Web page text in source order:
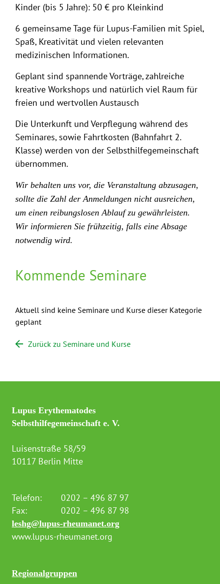
Kinder (bis 5 Jahre): 50 € pro Kleinkind
6 gemeinsame Tage für Lupus-Familien mit Spiel,
Spaß, Kreativität und vielen relevanten
medizinischen Informationen.
Geplant sind spannende Vorträge, zahlreiche
kreative Workshops und natürlich viel Raum für
freien und wertvollen Austausch
Die Unterkunft und Verpflegung während des
Seminares, sowie Fahrtkosten (Bahnfahrt 2.
Klasse) werden von der Selbsthilfegemeinschaft
übernommen.
Wir behalten uns vor, die Veranstaltung abzusagen,
sollte die Zahl der Anmeldungen nicht ausreichen,
um einen reibungslosen Ablauf zu gewährleisten.
Wir informieren Sie frühzeitig, falls eine Absage
notwendig wird.
Kommende Seminare
Aktuell sind keine Seminare und Kurse dieser Kategorie
geplant
Zurück zu Seminare und Kurse
Lupus Erythematodes
Selbsthilfegemeinschaft e. V.
Luisenstraße 58/59
10117 Berlin Mitte
Telefon:
0202 – 496 87 97
Fax:
0202 – 496 87 98
leshg@lupus-rheumanet.org
www.lupus-rheumanet.org
Regionalgruppen